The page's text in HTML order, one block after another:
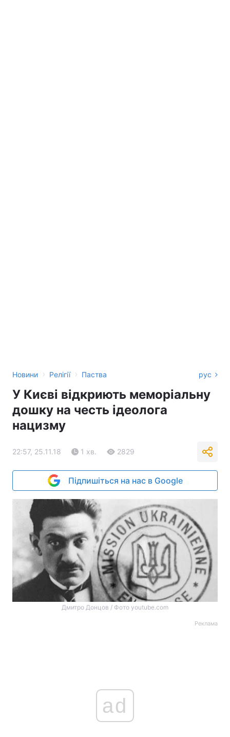
Новини › Релігії › Паства рус
У Києві відкриють меморіальну
дошку на честь ідеолога
нацизму
22:57, 25.11.18 1 хв. 2829
Підпишіться на нас в Google
Дмитро Донцов / Фото youtube.com
Реклама
ad